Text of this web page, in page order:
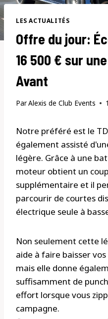
LES ACTUALITÉS
Offre du jour:
16 500 € sur
Avant
ParAlexis de Club Events
Notre préféré est le
également assisté
légère. Grâce à une
moteur obtient un
supplémentaire et il
parcourir de courtes
électrique seule à
Non seulement cette
aide à faire baisser
mais elle donne
suffisamment de
effort lorsque vous
campagne.